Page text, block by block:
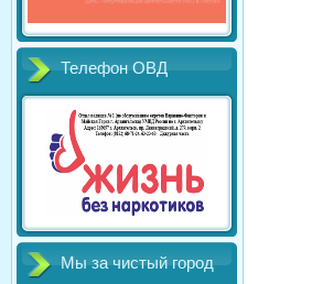
Телефон ОВД
Мы за чистый город